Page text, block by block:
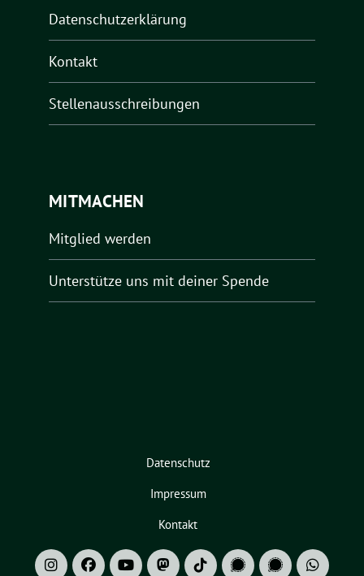
Datenschutzerklärung
Kontakt
Stellenausschreibungen
MITMACHEN
Mitglied werden
Unterstütze uns mit deiner Spende
Datenschutz
Impressum
Kontakt